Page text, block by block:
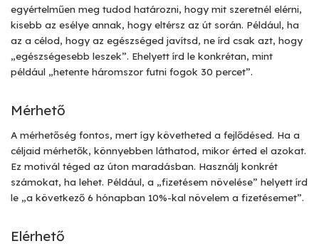
egyértelműen meg tudod határozni, hogy mit szeretnél elérni,
kisebb az esélye annak, hogy eltérsz az út során. Például, ha
az a célod, hogy az egészséged javítsd, ne írd csak azt, hogy
„egészségesebb leszek”. Ehelyett írd le konkrétan, mint
például „hetente háromszor futni fogok 30 percet”.
Mérhető
A mérhetőség fontos, mert így követheted a fejlődésed. Ha a
céljaid mérhetők, könnyebben láthatod, mikor érted el azokat.
Ez motivál téged az úton maradásban. Használj konkrét
számokat, ha lehet. Például, a „fizetésem növelése” helyett írd
le „a következő 6 hónapban 10%-kal növelem a fizetésemet”.
Elérhető